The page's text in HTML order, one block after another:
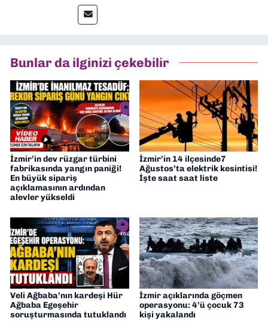
editörlük görevini de üstleniyorum.
Bunlar da ilginizi çekebilir
İzmir’in dev rüzgar türbini
fabrikasında yangın paniği!
En büyük sipariş
açıklamasının ardından
alevler yükseldi
İzmir’in 14 ilçesinde7
Ağustos’ta elektrik kesintisi!
İşte saat saat liste
Veli Ağbaba’nın kardeşi Hür
Ağbaba Egeşehir
soruşturmasında tutuklandı
İzmir açıklarında göçmen
operasyonu: 4’ü çocuk 73
kişi yakalandı